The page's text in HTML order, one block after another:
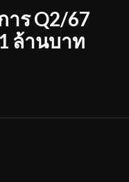
าร Q2/67
ล้านบาท